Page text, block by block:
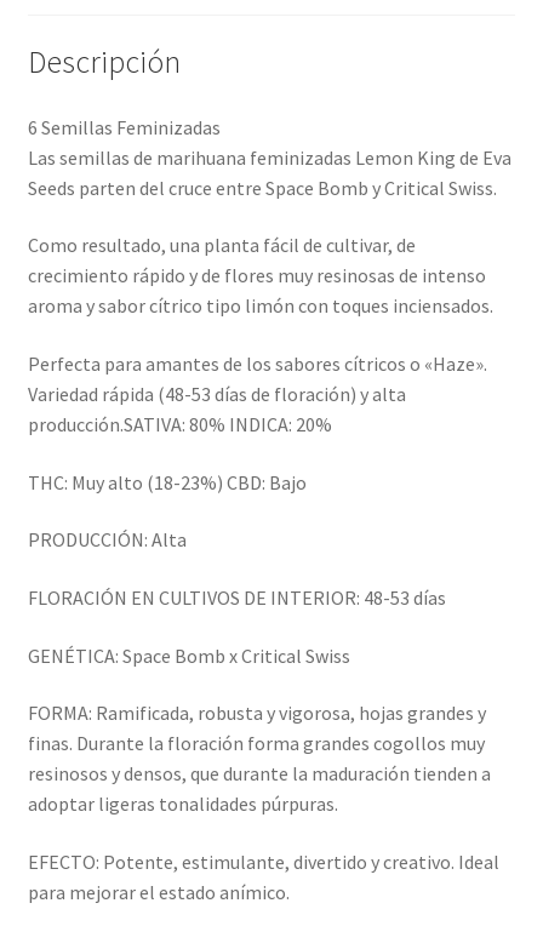
Descripción
6 Semillas Feminizadas
Las semillas de marihuana feminizadas Lemon King de Eva
Seeds parten del cruce entre Space Bomb y Critical Swiss.
Como resultado, una planta fácil de cultivar, de
crecimiento rápido y de flores muy resinosas de intenso
aroma y sabor cítrico tipo limón con toques inciensados.
Perfecta para amantes de los sabores cítricos o «Haze».
Variedad rápida (48-53 días de floración) y alta
producción.SATIVA: 80% INDICA: 20%
THC: Muy alto (18-23%) CBD: Bajo
PRODUCCIÓN: Alta
FLORACIÓN EN CULTIVOS DE INTERIOR: 48-53 días
GENÉTICA: Space Bomb x Critical Swiss
FORMA: Ramificada, robusta y vigorosa, hojas grandes y
finas. Durante la floración forma grandes cogollos muy
resinosos y densos, que durante la maduración tienden a
adoptar ligeras tonalidades púrpuras.
EFECTO: Potente, estimulante, divertido y creativo. Ideal
para mejorar el estado anímico.